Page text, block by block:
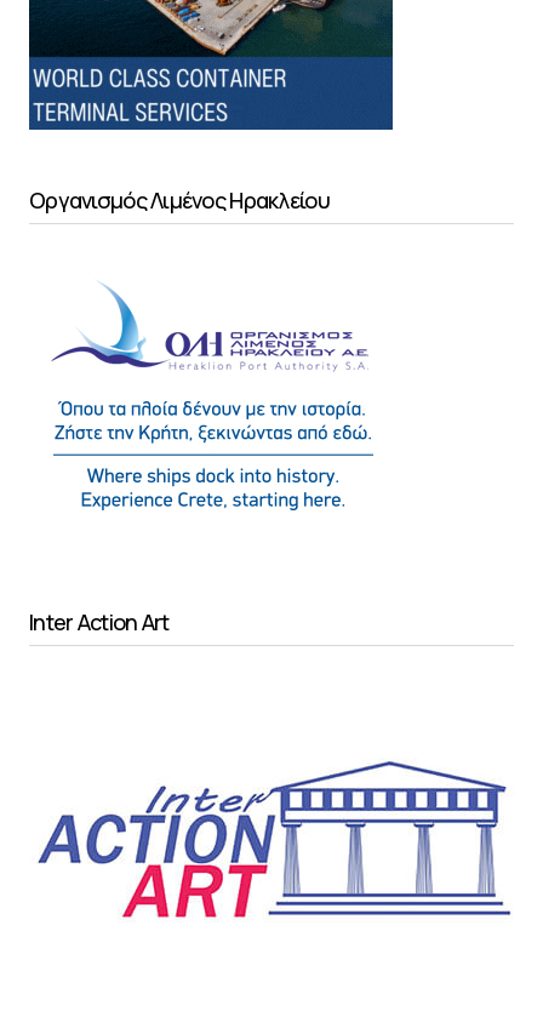
Οργανισμός Λιμένος Ηρακλείου
Inter Action Art